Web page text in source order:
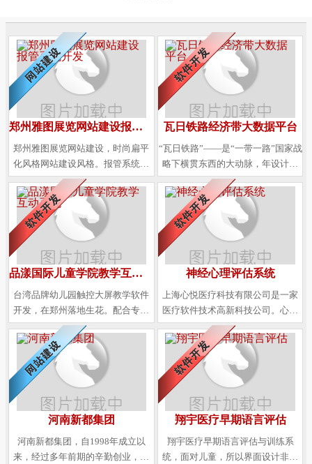
郑州雅图展览网站建设报管系统开发
郑州雅图展览网站建设，时尚扁平
化风格网站建设风格。报管系统开
发便于管理客户对会展装修申报、
进度管理、财务支付等工作流程。
瓦日铁路经济带大数据平台
“瓦日铁路”——是“一带一路”国家战
略下横贯东西的大动脉，年设计钟
摆式运能达6亿吨，西起巍巍吕梁
山，途径3省13市47县，全长约1270
公里，与众多干线铁路立体交叉，
与京杭大运河互联互通，形成了水
路并举的运输网络新格局，最终与
日照港连接，运能纵横南北通达海
内外。
品漾国际儿童学院教学互动系统
台湾品牌幼儿园触控大屏教学软件
开发，在郑州落地生花。配合专业
的教材，结合触屏所带来的便捷操
作与演示，在教育行业软件，特别
是学前教育的互动性完美体现。
神经心理评估系统
上海心悦医疗科技有限公司是一家
医疗软件技术高新科技公司。心悦
科技致力于为各大中小医院提供一
站式心理测评整体解决方案。心悦
医疗科技与国家权威科研机构深度
合作，打造国内医疗行业最专业的
心理测评系统供应商。
河南新都集团
河南新都集团，自1998年成立以
来，经过多年前期的辛勤创业，逐
翔宇医疗早期语言评估
翔宇医疗早期语言评估与训练系
统，面对儿童，所以界面设计非常